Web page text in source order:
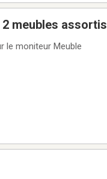
2 meubles assortis